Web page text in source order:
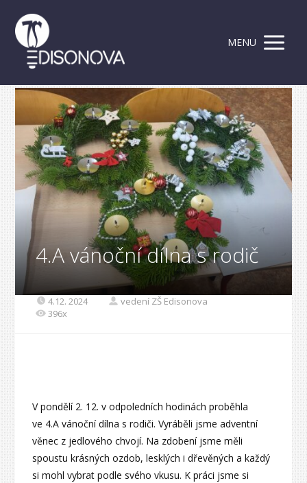
MENU
4.A vánoční dílna s rodič
4.12. 2024
vedení ZŠ Edisonova
396x
V pondělí 2. 12. v odpoledních hodinách proběhla
ve 4.A vánoční dílna s rodiči. Vyráběli jsme adventní
věnec z jedlového chvojí. Na zdobení jsme měli
spoustu krásných ozdob, lesklých i dřevěných a každý
si mohl vybrat podle svého vkusu. K práci jsme si